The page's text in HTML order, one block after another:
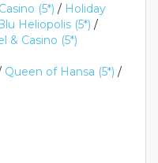
(5*) / Holiday
Heliopolis (5*) /
& Casino (5*)
Queen of Hansa (5*) /